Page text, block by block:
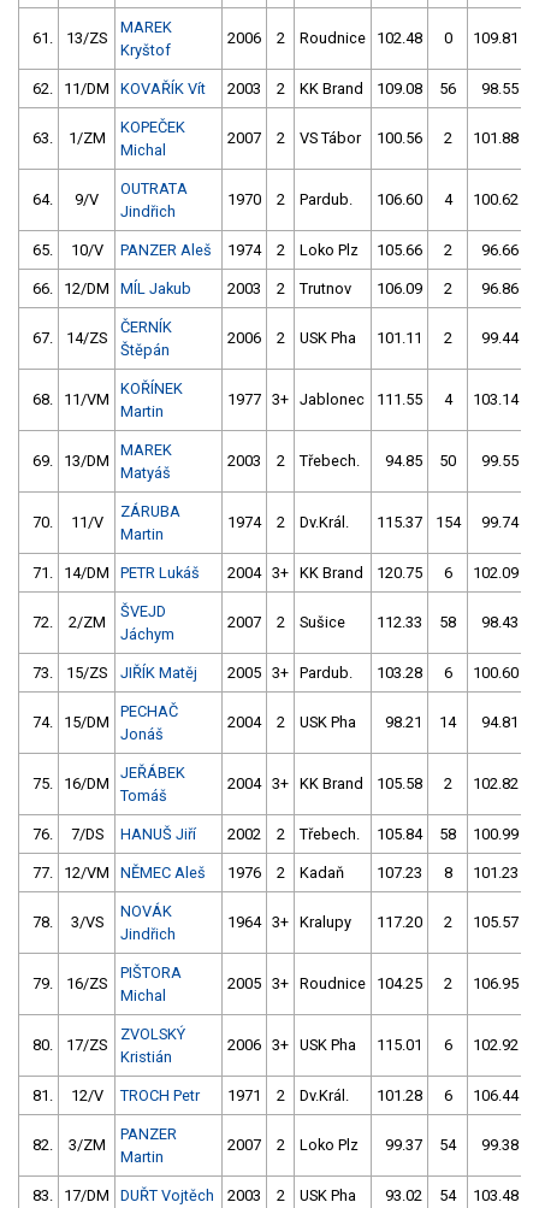
61. 13/ZS
MAREK
Kryštof
2006 2 Roudnice 102.48 0 109.81
62. 11/DM KOVAŘÍK Vít 2003 2 KK Brand 109.08 56 98.55
63. 1/ZM
KOPEČEK
Michal
2007 2 VS Tábor 100.56 2 101.88
64. 9/V
OUTRATA
Jindřich
1970 2 Pardub. 106.60 4 100.62
65. 10/V PANZER Aleš 1974 2 Loko Plz 105.66 2 96.66
66. 12/DM MÍL Jakub 2003 2 Trutnov 106.09 2 96.86
67. 14/ZS
ČERNÍK
Štěpán
2006 2 USK Pha 101.11 2 99.44
68. 11/VM
KOŘÍNEK
Martin
1977 3+ Jablonec 111.55 4 103.14
69. 13/DM
MAREK
Matyáš
2003 2 Třebech. 94.85 50 99.55
70. 11/V
ZÁRUBA
Martin
1974 2 Dv.Král. 115.37 154 99.74
71. 14/DM PETR Lukáš 2004 3+ KK Brand 120.75 6 102.09
72. 2/ZM
ŠVEJD
Jáchym
2007 2 Sušice 112.33 58 98.43
73. 15/ZS JIŘÍK Matěj 2005 3+ Pardub. 103.28 6 100.60
74. 15/DM
PECHAČ
Jonáš
2004 2 USK Pha 98.21 14 94.81
75. 16/DM
JEŘÁBEK
Tomáš
2004 3+ KK Brand 105.58 2 102.82
76. 7/DS HANUŠ Jiří 2002 2 Třebech. 105.84 58 100.99
77. 12/VM NĚMEC Aleš 1976 2 Kadaň 107.23 8 101.23
78. 3/VS
NOVÁK
Jindřich
1964 3+ Kralupy 117.20 2 105.57
79. 16/ZS
PIŠTORA
Michal
2005 3+ Roudnice 104.25 2 106.95
80. 17/ZS
ZVOLSKÝ
Kristián
2006 3+ USK Pha 115.01 6 102.92
81. 12/V TROCH Petr 1971 2 Dv.Král. 101.28 6 106.44
82. 3/ZM
PANZER
Martin
2007 2 Loko Plz 99.37 54 99.38
83. 17/DM DUŘT Vojtěch 2003 2 USK Pha 93.02 54 103.48